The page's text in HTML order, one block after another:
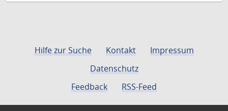
Hilfe zur Suche Kontakt
Impressum
Datenschutz
Feedback
RSS-Feed